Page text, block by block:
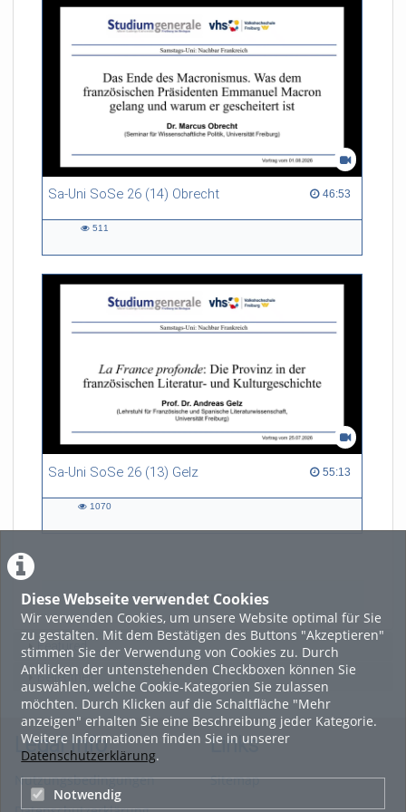
Diese Webseite verwendet Cookies
Wir verwenden Cookies, um unsere Website optimal für Sie
zu gestalten. Mit dem Bestätigen des Buttons "Akzeptieren"
stimmen Sie der Verwendung von Cookies zu. Durch
Anklicken der untenstehenden Checkboxen können Sie
auswählen, welche Cookie-Kategorien Sie zulassen
möchten. Durch Klicken auf die Schaltfläche "Mehr
anzeigen" erhalten Sie eine Beschreibung jeder Kategorie.
Weitere Informationen finden Sie in unserer
Datenschutzerklärung.
Notwendig
Sa-Uni SoSe 26 (14) Obrecht 46:53
46:53 duration
511
Sa-Uni SoSe 26 (13) Gelz 55:13
55:13 duration
1070
LADE MEHR
Featured
Beliebtheit
Legal Info
Nutzungsbedingungen
Links
Sitemap